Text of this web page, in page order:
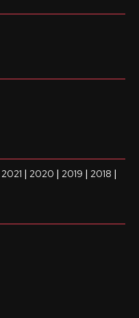
2021 | 2020 | 2019 | 2018 |